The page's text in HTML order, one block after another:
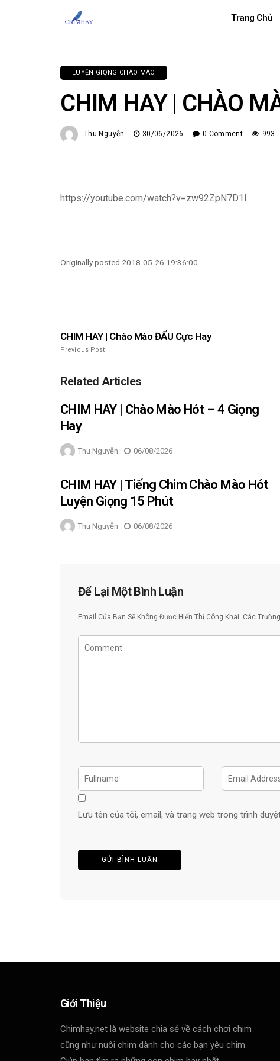
Trang Chủ
LUYỆN GIỌNG CHÀO MÀO
CHIM HAY | CHÀO
Thu Nguyễn 30/06/2026 0 Comment 993
https://youtube.com/watch?v=zw92ZpN7D1I
Originally posted 2018-05-26 19:36:00.
CHIM HAY | Chào Mào ĐẤU Cực Hay
Previous Post
Related Articles
CHIM HAY | Chào Mào Hót – 4 Giọng
Hay
Thu Nguyễn 06/08/2026
CHIM HAY | Tiếng Chim Chào Mào Hót
Luyện Giọng 15 Phút
Thu Nguyễn 06/08/2026
Để Lại Một Bình Luận
Email Của Bạn Sẽ Không Được Hiển Thị Công Khai. Các
Lưu tên của tôi, email, và trang web trong trình
Giới Thiệu
Chimhay.net là website chia sẻ về cách chơi chim
cũng như nuôi chim dành cho các bạn yêu chim.